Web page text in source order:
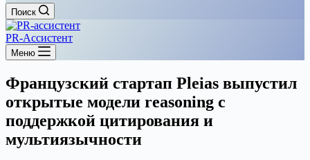
Поиск
PR-Ассистент
Меню
Французский стартап Pleias выпустил
открытые модели reasoning с
поддержкой цитирования и
мультиязычности